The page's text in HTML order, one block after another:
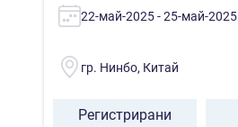
22-май-2025 - 25-май-2025
гр. Нинбо, Китай
Регистрирани